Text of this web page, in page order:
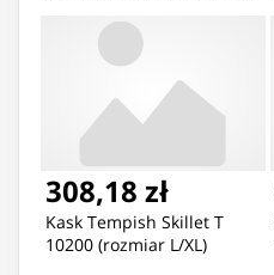
rozmiar 14)
308,18 zł
Kask Tempish Skillet T
10200 (rozmiar L/XL)